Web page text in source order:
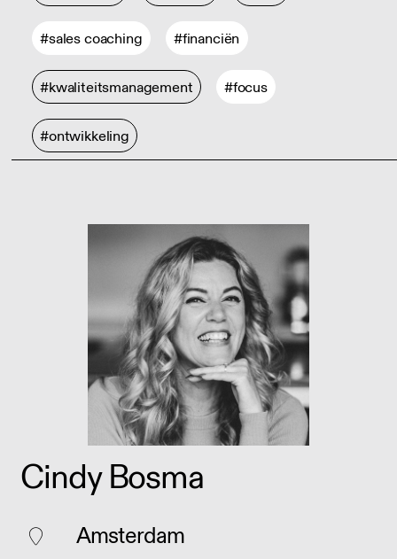
#sales coaching #financiën
#kwaliteitsmanagement #focus
#ontwikkeling
Cindy Bosma
Amsterdam